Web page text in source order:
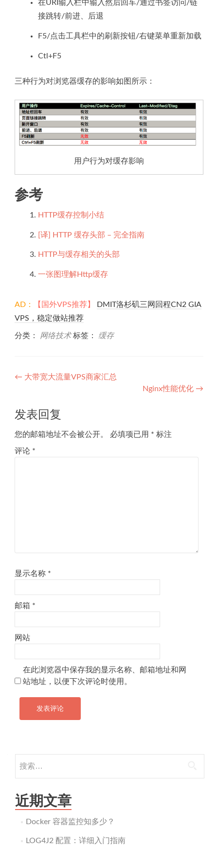
在URI输入栏中输入然后回车/通过书签访问/链
接跳转/前进、后退
F5/点击工具栏中的刷新按钮/右键菜单重新加载
Ctl+F5
三种行为对浏览器缓存的影响如图所示：
用户行为对缓存影响
参考
HTTP缓存控制小结
[译] HTTP 缓存头部 – 完全指南
HTTP与缓存相关的头部
一张图理解Http缓存
AD： 【国外VPS推荐】
DMIT洛杉矶三网回程CN2 GIA
VPS，稳定做站推荐
分类： 网络技术标签： 缓存
文
导
航
← 大带宽大流量VPS商家汇总
Nginx性能优化 →
发表回复
您的邮箱地址不会被公开。 必填项已用 * 标注
评论 *
显示名称 *
邮箱 *
网站
在此浏览器中保存我的显示名称、邮箱地址和网
站地址，以便下次评论时使用。
索：
近期文章
Docker 容器监控知多少？
LOG4J2 配置：详细入门指南